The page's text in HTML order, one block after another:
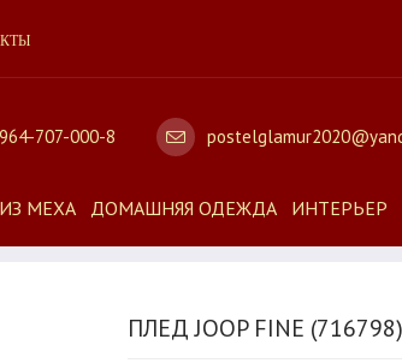
707-000-8
МЕХА ДОМАШНЯЯ ОДЕЖДА ИНТЕРЬЕР
ПЛЕД JOOP FINE